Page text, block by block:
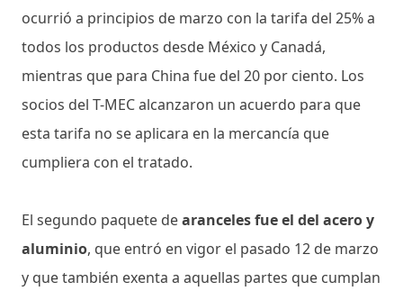
ocurrió a principios de marzo con la tarifa del 25% a
todos los productos desde México y Canadá,
mientras que para China fue del 20 por ciento. Los
socios del T-MEC alcanzaron un acuerdo para que
esta tarifa no se aplicara en la mercancía que
cumpliera con el tratado.
El segundo paquete dearanceles fue el del acero y
aluminio, que entró en vigor el pasado 12 de marzo
y que también exenta a aquellas partes que cumplan